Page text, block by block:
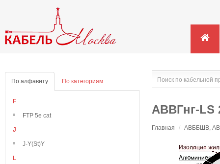
По алфавиту По категориям
F
FTP 5e cat
J
J-Y(St)Y
L
АВВГнг-LS
Главная / АВББШВ,